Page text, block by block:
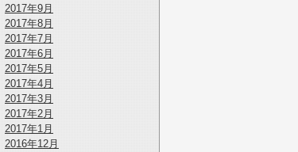
2017年9月
2017年8月
2017年7月
2017年6月
2017年5月
2017年4月
2017年3月
2017年2月
2017年1月
2016年12月